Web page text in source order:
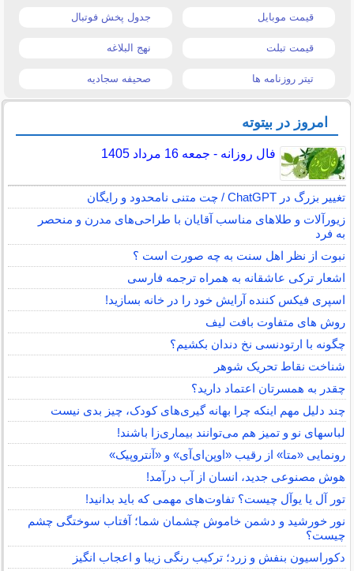
قیمت موبایل جدول پخش فوتبال
قیمت تبلت نهج البلاغه
تیتر روزنامه ها صحیفه سجادیه
امروز در بیتوته
فال روزانه - جمعه 16 مرداد 1405
تغییر بزرگ در ChatGPT / چت متنی نامحدود و رایگان
زیورآلات و طلاهای مناسب آقایان با طراحی‌های مدرن و منحصر
به فرد
نبوت از نظر اهل سنت به چه صورت است ؟
اشعار ترکی عاشقانه به همراه ترجمه فارسی
اسپری فیکس کننده آرایش خود را در خانه بسازید!
روش های متفاوت بافت لیف
چگونه با ارتودنسی نخ دندان بکشیم؟
شناخت نقاط تحریک شوهر
چقدر به همسرتان اعتماد دارید؟
چند دلیل مهم اینکه چرا بهانه گیری‌های کودک، چیز بدی نیست
لباس‎های نو و تمیز هم می‌توانند بیماری‌زا باشند!
رونمایی «متا» از رقیب «اوپن‌ای‌آی» و «آنتروپیک»
هوش مصنوعی جدید، انسان از آب درآمد!
تور آل یا یوآل چیست؟ تفاوت‌های مهمی که باید بدانید!
نور خورشید و دشمن خاموش چشمان شما؛ آفتاب سوختگی چشم
چیست؟
دکوراسیون بنفش و زرد؛ ترکیب رنگی زیبا و اعجاب انگیز